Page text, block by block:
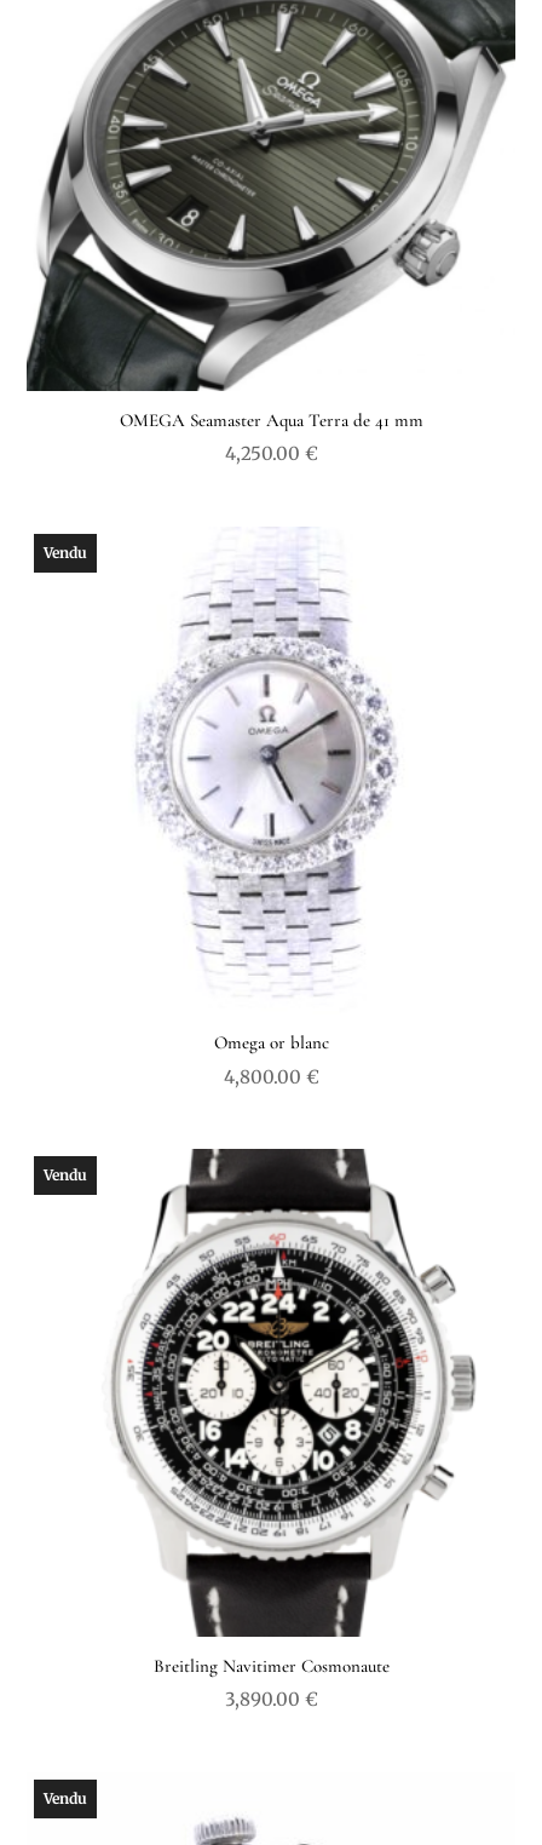
OMEGA Seamaster Aqua Terra de 41 mm
4,250.00 €
Vendu
Omega or blanc
4,800.00 €
Vendu
Breitling Navitimer Cosmonaute
3,890.00 €
Vendu